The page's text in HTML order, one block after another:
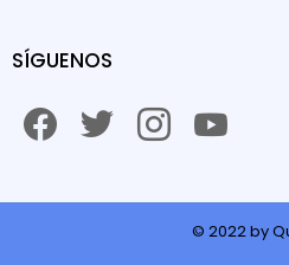
SÍGUENOS
© 2022 by